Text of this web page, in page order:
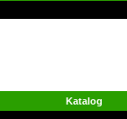
Katalog